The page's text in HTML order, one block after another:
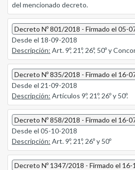
del mencionado decreto.
Decreto Nº 801/2018 - Firmado el 05-
Desde el 18-09-2018
Descripción: Art. 9º, 21º, 26º, 50º y
Decreto Nº 835/2018 - Firmado el 16-
Desde el 21-09-2018
Descripción: Artículos 9º, 21º, 26º y 50º.
Decreto Nº 858/2018 - Firmado el 16-
Desde el 05-10-2018
Descripción: Art. 9º, 21º, 26º y 50º
Decreto Nº 1347/2018 - Firmado el 16-